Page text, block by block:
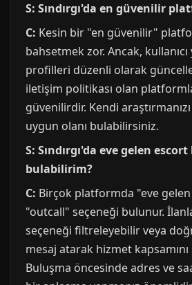
S: Sındırgı'da en güvenilir
C: Kesin bir "en güvenilir"
bahsetmek zor. Ancak, kullanıcı
profilleri düzenli olarak
iletişim politikası olan
güvenilirdir. Kendi
uygun olanı bulabilirsiniz.
S: Sındırgı'da eve gelen
bulabilirim?
C: Birçok platformda "eve
"outcall" seçeneği bulunur.
seçeneği filtreleyebilir veya
mesaj atarak hizmet
Buluşma öncesinde adres ve